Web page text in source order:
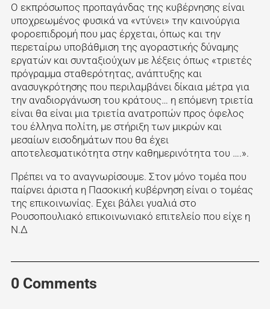
Ο εκπρόσωπος προπαγάνδας της κυβέρνησης είναι
υποχρεωμένος φυσικά να «ντύνει» την καινούργια
φοροεπιδρομή που μας έρχεται, όπως και την
περεταίρω υποβάθμιση της αγοραστικής δύναμης
εργατών και συνταξιούχων με λέξεις όπως «τριετές
πρόγραμμα σταθερότητας, ανάπτυξης και
ανασυγκρότησης που περιλαμβάνει δίκαια μέτρα για
την αναδιοργάνωση του κράτους… η επόμενη τριετία
είναι θα είναι μια τριετία ανατροπών προς όφελος
του έλληνα πολίτη, με στήριξη των μικρών και
μεσαίων εισοδημάτων που θα έχει
αποτελεσματικότητα στην καθημερινότητα του ….».
Πρέπει να το αναγνωρίσουμε. Στον μόνο τομέα που
παίρνει άριστα η Πασοκική κυβέρνηση είναι ο τομέας
της επικοινωνίας. Εχει βάλει γυαλιά στο
Ρουσοπουλιακό επικοινωνιακό επιτελείο που είχε η
Ν.Δ
0 Comments